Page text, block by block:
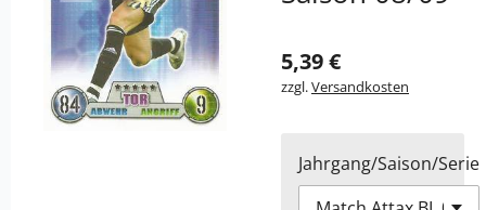
5,39 €
zzgl.Versandkosten
Jahrgang/Saison/Serie